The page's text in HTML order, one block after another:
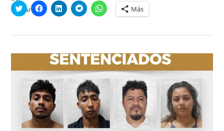
Haz
clic
en
abre
ventana
nueva)
Haz
clic
en
abre
en
una
ventana
nueva)
Haz
clic
en
abre
en
una
ventana
nueva)
Haz
clic
en
abre
en
una
ventana
nueva)
Haz
clic
para
en
abre
en
una
ventana
nueva)
Más